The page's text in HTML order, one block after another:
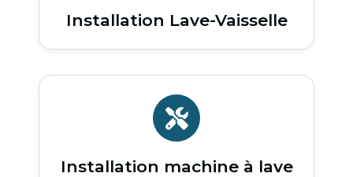
Installation Lave-Vaisselle
Installation machine à lave